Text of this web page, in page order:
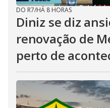
DO R7/HÁ 8 HORAS
Diniz se diz
renovação de
perto de